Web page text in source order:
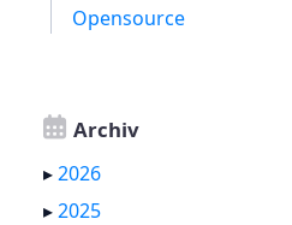
Opensource
Archiv
▸2026
▸2025